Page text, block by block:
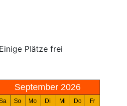
Einige Plätze frei
September 2026
So Mo Di Mi Do
Fr